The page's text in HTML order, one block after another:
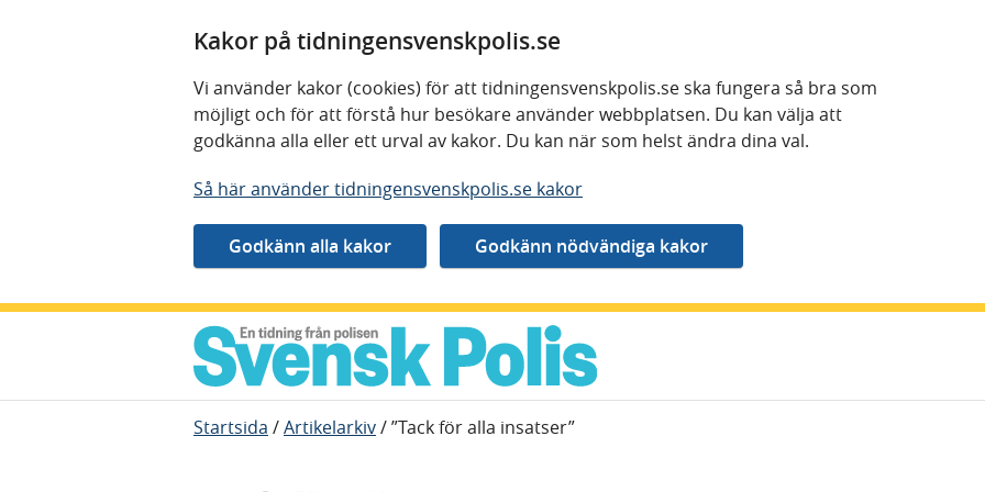
Kakor på tidningensvenskpolis.se
Vi använder kakor (cookies) för att tidningensvenskpolis.se ska fungera så bra som
möjligt och för att förstå hur besökare använder webbplatsen. Du kan välja att
godkänna alla eller ett urval av kakor. Du kan när som helst ändra dina val.
Så här använder tidningensvenskpolis.se kakor
Startsida /Artikelarkiv/”Tack för alla insatser”